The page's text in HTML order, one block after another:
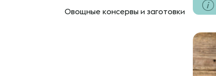
Овощные консервы и заготовки